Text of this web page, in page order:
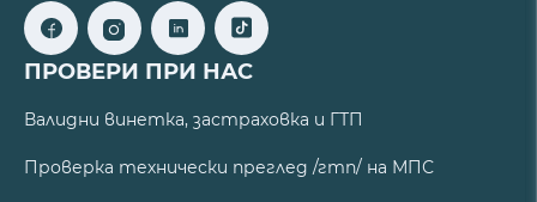
ПРОВЕРИ ПРИ НАС
Валидни винетка, застраховка и ГТП
Проверка технически преглед /гтп/ на МПС